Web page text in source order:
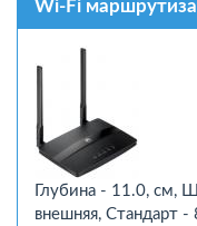
Wi-Fi
Глубина - 11.0, см,
внешняя, Стандарт